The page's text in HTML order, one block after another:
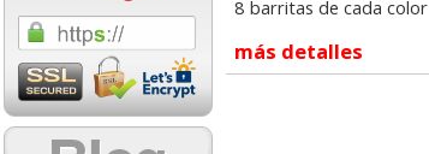
8 barritas de cada color
más detalles
1,08 con Iva